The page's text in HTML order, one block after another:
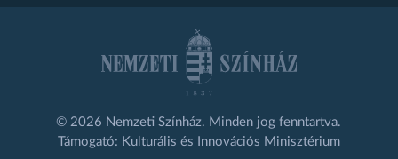
© 2026 Nemzeti Színház. Minden jog fenntartva.
Támogató: Kulturális és Innovációs Minisztérium